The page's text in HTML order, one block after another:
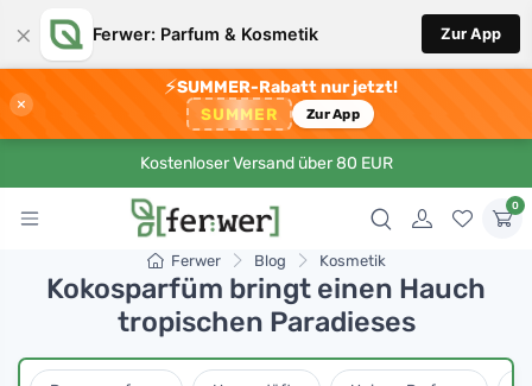
× Ferwer: Parfum & Kosmetik Zur App
×
⚡SUMMER-Rabatt nur jetzt!
SUMMER Zur App
Kostenloser Versand über 80 EUR
0
Ferwer Blog Kosmetik
Kokosparfüm bringt einen Hauch
tropischen Paradieses